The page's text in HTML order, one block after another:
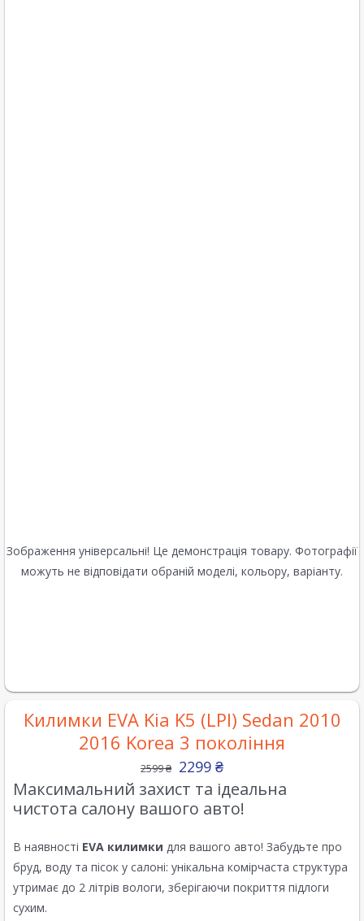
Зображення універсальні! Це демонстрація товару. Фотографії
можуть не відповідати обраній моделі, кольору, варіанту.
Килимки EVA Kia K5 (LPI) Sedan 2010
2016 Korea 3 покоління
2599₴ 2299 ₴
Максимальний захист та ідеальна
чистота салону вашого авто!
В наявності EVA килимки для вашого авто! Забудьте про
бруд, воду та пісок у салоні: унікальна комірчаста структура
утримає до 2 літрів вологи, зберігаючи покриття підлоги
сухим.